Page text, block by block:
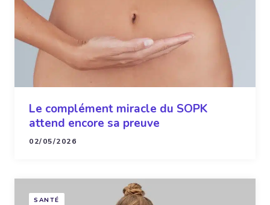
Le complément miracle du SOPK
attend encore sa preuve
02/05/2026
SANTÉ